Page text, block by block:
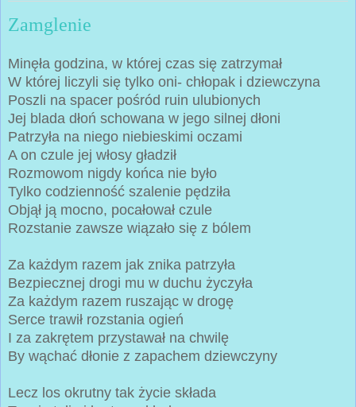
Zamglenie
Minęła godzina, w której czas się zatrzymał
W której liczyli się tylko oni- chłopak i dziewczyna
Poszli na spacer pośród ruin ulubionych
Jej blada dłoń schowana w jego silnej dłoni
Patrzyła na niego niebieskimi oczami
A on czule jej włosy gładził
Rozmowom nigdy końca nie było
Tylko codzienność szalenie pędziła
Objął ją mocno, pocałował czule
Rozstanie zawsze wiązało się z bólem
Za każdym razem jak znika patrzyła
Bezpiecznej drogi mu w duchu życzyła
Za każdym razem ruszając w drogę
Serce trawił rozstania ogień
I za zakrętem przystawał na chwilę
By wąchać dłonie z zapachem dziewczyny
Lecz los okrutny tak życie składa